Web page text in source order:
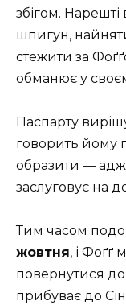
збігом.
шпигун,
стежити за
обманює у
Паспарту
говорить йому
образити —
заслуговує на
Тим часом
жовтня, і Фоґґ
повернутися
прибуває до